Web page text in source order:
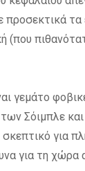
προσεκτικά
(που
γεμάτο
Σόιμπλε
για
για τη χώρα